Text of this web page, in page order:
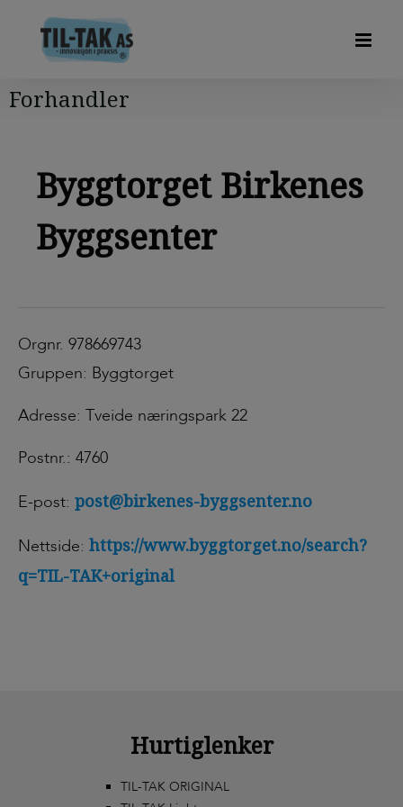
Forhandler
Byggtorget Birkenes
Byggsenter
Orgnr. 978669743
Gruppen: Byggtorget
Adresse: Tveide næringspark 22
Postnr.: 4760
E-post: post@birkenes-byggsenter.no
Nettside: https://www.byggtorget.no/search?
q=TIL-TAK+original
Hurtiglenker
TIL-TAK ORIGINAL